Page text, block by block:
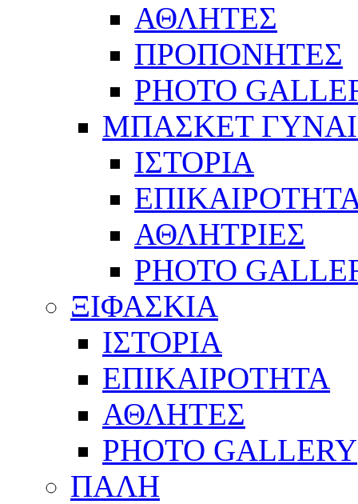
ΑΘΛΗΤΕΣ
ΠΡΟΠΟΝΗΤΕΣ
PHOTO
ΜΠΑΣΚΕΤ
ΙΣΤΟΡΙΑ
ΑΘΛΗΤΡΙΕΣ
PHOTO
ΞΙΦΑΣΚΙΑ
ΙΣΤΟΡΙΑ
ΕΠΙΚΑΙΡΟΤΗΤΑ
ΑΘΛΗΤΕΣ
PHOTO GALLERY
ΠΑΛΗ